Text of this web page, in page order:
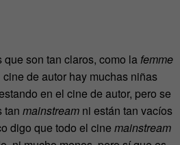
son tan claros, como lafemme
de autor hay muchas niñas
en el cine de autor, pero se
tan mainstreamni están tan vacíos
digo que todo el cine mainstream